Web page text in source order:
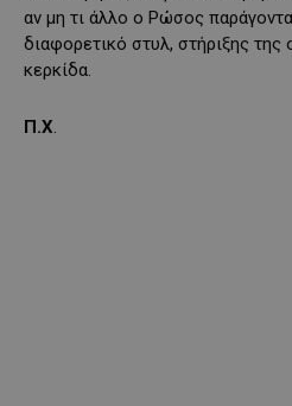
αν μη τι άλλο ο Ρώσος
διαφορετικό στυλ, στήριξης
κερκίδα.
Π.Χ.